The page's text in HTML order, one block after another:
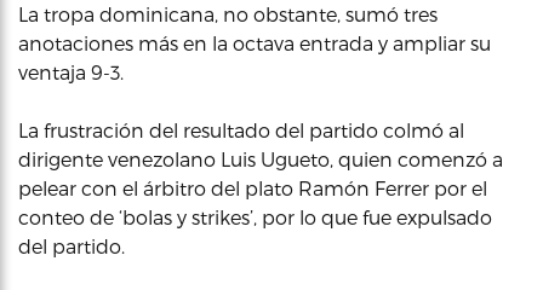
La tropa dominicana, no obstante, sumó tres
anotaciones más en la octava entrada y ampliar su
ventaja 9-3.
La frustración del resultado del partido colmó al
dirigente venezolano Luis Ugueto, quien comenzó a
pelear con el árbitro del plato Ramón Ferrer por el
conteo de ‘bolas y strikes’, por lo que fue expulsado
del partido.